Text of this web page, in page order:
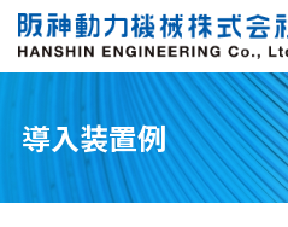
導入装置例